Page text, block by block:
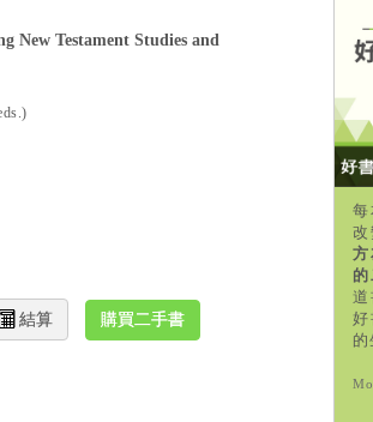
New Testament Studies and
結算 購買二手書
每
改
方
道
好
的